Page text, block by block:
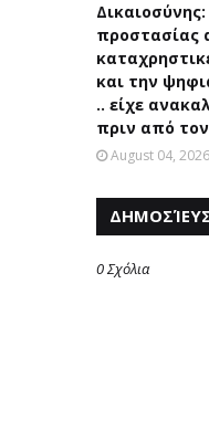
προστασίας
και την
.. είχε
πριν από
August 04, 2026
0 Σχόλια